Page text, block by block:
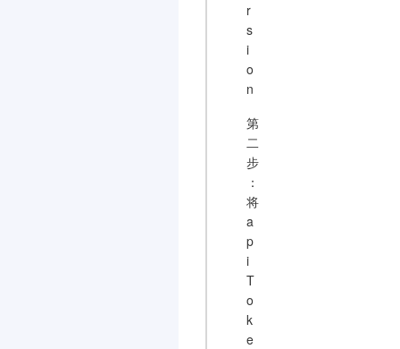
r
s
i
o
n
第
二
步
：
将
a
p
i
T
o
k
e